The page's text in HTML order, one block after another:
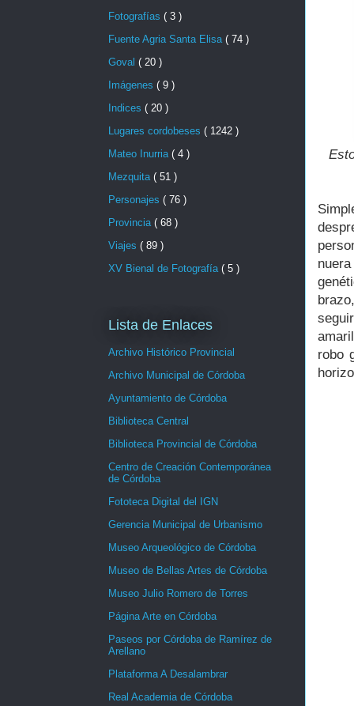
robo
Fotografías ( 3 )
Fuente Agria Santa Elisa ( 74 )
Goval ( 20 )
Imágenes ( 9 )
Indices ( 20 )
Lugares cordobeses ( 1242 )
Mateo Inurria ( 4 )
Mezquita ( 51 )
Personajes ( 76 )
Provincia ( 68 )
Viajes ( 89 )
XV Bienal de Fotografía ( 5 )
Lista de Enlaces
Archivo Histórico Provincial
Archivo Municipal de Córdoba
Ayuntamiento de Córdoba
Biblioteca Central
Biblioteca Provincial de Córdoba
Centro de Creación Contemporánea
de Córdoba
Fototeca Digital del IGN
Gerencia Municipal de Urbanismo
Museo Arqueológico de Córdoba
Museo de Bellas Artes de Córdoba
Museo Julio Romero de Torres
Página Arte en Córdoba
Paseos por Córdoba de Ramírez de
Arellano
Plataforma A Desalambrar
Real Academia de Córdoba